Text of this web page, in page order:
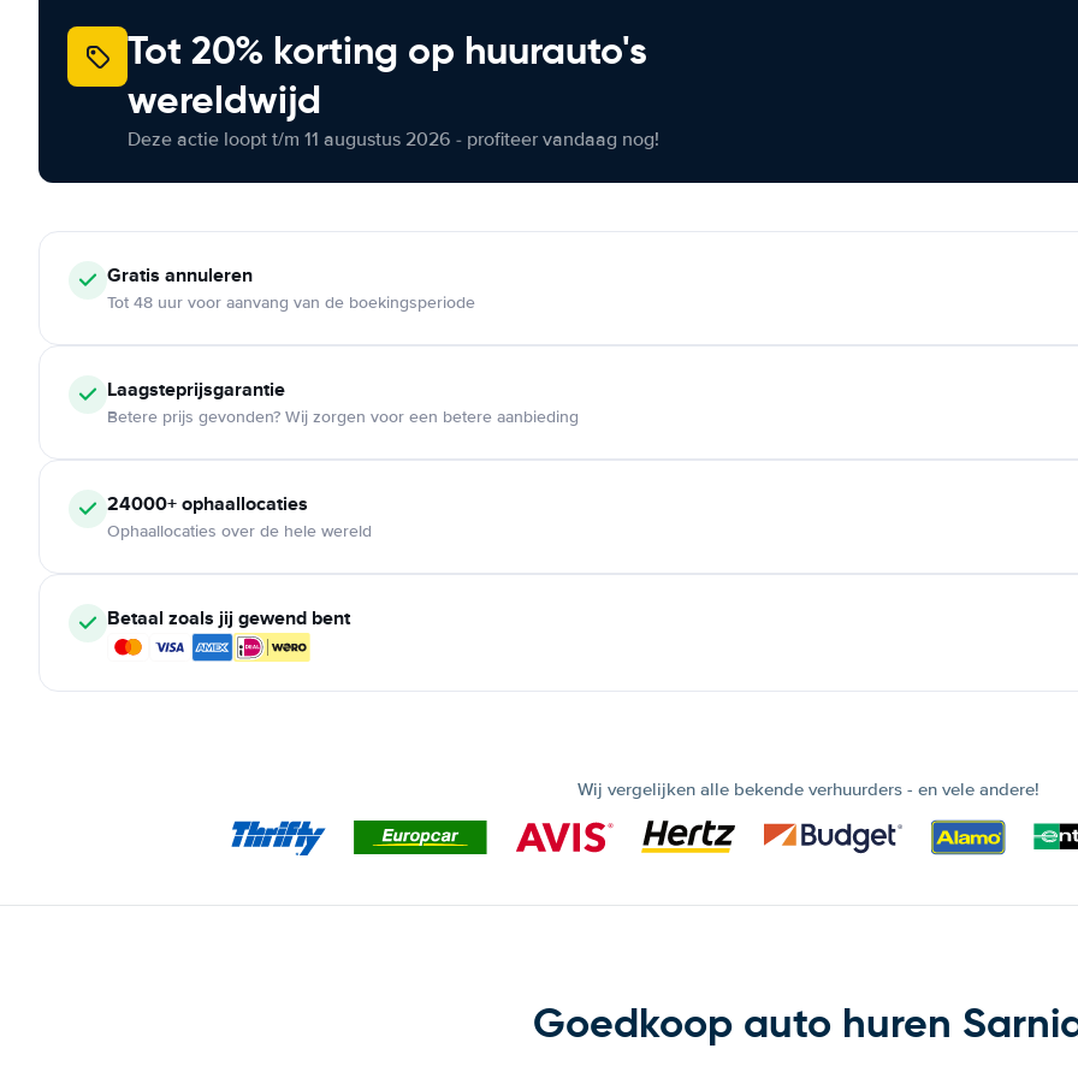
Tot 20% korting op huurauto's
wereldwijd
Deze actie loopt t/m 11 augustus 2026 - profiteer vandaag nog!
Gratis annuleren
Tot 48 uur voor aanvang van de boekingsperiode
Laagsteprijsgarantie
Betere prijs gevonden? Wij zorgen voor een betere aanbieding
24000+ ophaallocaties
Ophaallocaties over de hele wereld
Betaal zoals jij gewend bent
Wij vergelijken alle bekende verhuurders - en vele andere!
Goedkoop auto huren